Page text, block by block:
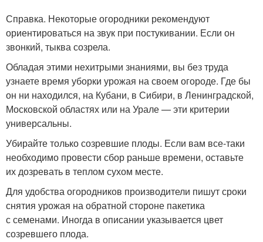
Справка. Некоторые огородники рекомендуют
ориентироваться на звук при постукивании. Если он
звонкий, тыква созрела.
Обладая этими нехитрыми знаниями, вы без труда
узнаете время уборки урожая на своем огороде. Где бы
он ни находился, на Кубани, в Сибири, в Ленинградской,
Московской областях или на Урале — эти критерии
универсальны.
Убирайте только созревшие плоды. Если вам все-таки
необходимо провести сбор раньше времени, оставьте
их дозревать в теплом сухом месте.
Для удобства огородников производители пишут сроки
снятия урожая на обратной стороне пакетика
с семенами. Иногда в описании указывается цвет
созревшего плода.